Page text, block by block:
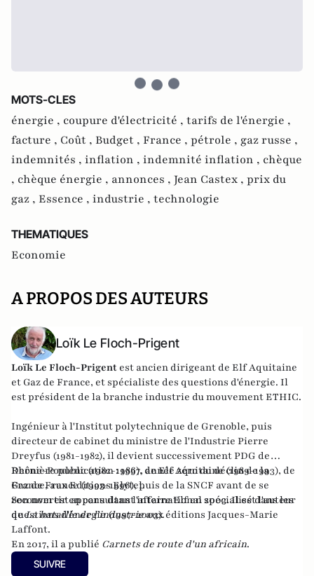
MOTS-CLES
énergie , coupure d'électricité , tarifs de l'énergie ,
facture , Coût , Budget , France , pétrole , gaz russe ,
indemnités , inflation , indemnité inflation , chèque
, chèque énergie , annonces , Jean Castex , prix du
gaz , Essence , industrie , technologie
THEMATIQUES
Economie
A PROPOS DES AUTEURS
Loïk Le Floch-Prigent
Loïk Le Floch-Prigent est ancien dirigeant de Elf Aquitaine
et Gaz de France, et spécialiste des questions d'énergie. Il
est président de la branche industrie du mouvement ETHIC.
Ingénieur à l'Institut polytechnique de Grenoble, puis
directeur de cabinet du ministre de l'Industrie Pierre
Dreyfus (1981-1982), il devient successivement PDG de
Rhône-Poulenc (1982-1986), de Elf Aquitaine (1989-1993), de
Gaz de France (1993-1996), puis de la SNCF avant de se
reconvertir en consultant international spécialisé dans les
questions d'énergie (1997-2003).
Dernière publication :1997, année zéro du déclin de la
France, aux Editions Elytel.
Son nom est apparu dans l'affaire Elf en 2003. Il est l'auteur
deLa bataille de l'industrieaux éditions Jacques-Marie
Laffont.
En 2017, il a publié Carnets de route d'un africain.
SUIVRE